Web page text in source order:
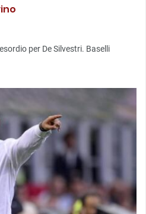
per De Silvestri. Baselli